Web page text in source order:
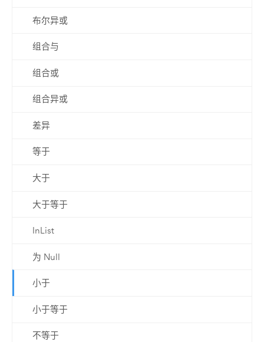
布尔异或
组合与
组合或
组合异或
差异
等于
大于
大于等于
InList
为 Null
小于
小于等于
不等于